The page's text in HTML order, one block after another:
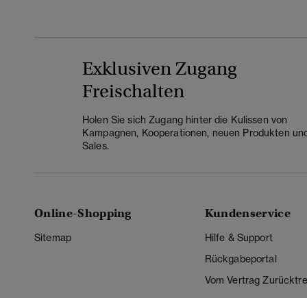
Exklusiven Zugang
Freischalten
Holen Sie sich Zugang hinter die Kulissen von
Kampagnen, Kooperationen, neuen Produkten
Sales.
Online-Shopping
Sitemap
Kundenservice
Hilfe & Support
Rückgabeportal
Vom Vertrag